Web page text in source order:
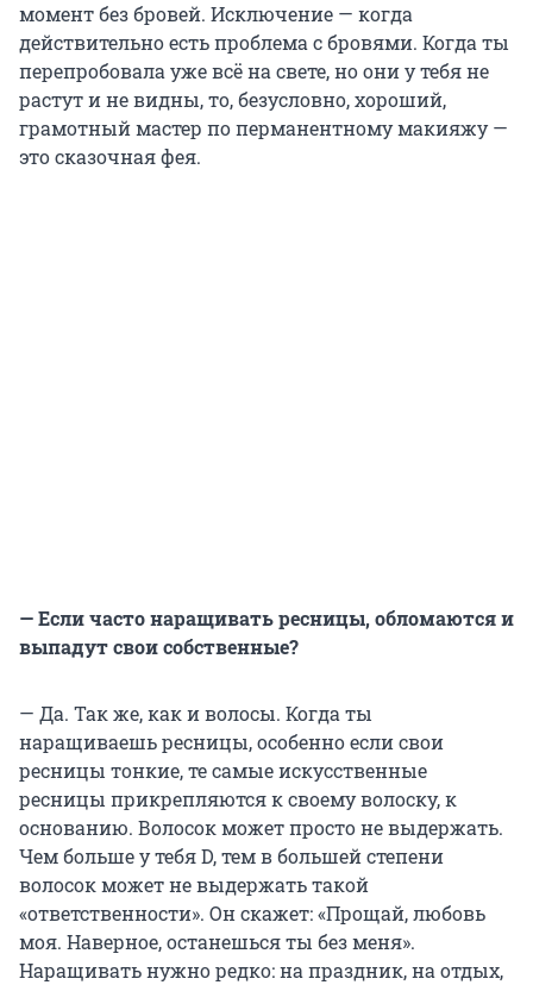
момент без бровей. Исключение — когда
действительно есть проблема с бровями. Когда ты
перепробовала уже всё на свете, но они у тебя не
растут и не видны, то, безусловно, хороший,
грамотный мастер по перманентному макияжу —
это сказочная фея.
— Если часто наращивать ресницы, обломаются и
выпадут свои собственные?
— Да. Так же, как и волосы. Когда ты
наращиваешь ресницы, особенно если свои
ресницы тонкие, те самые искусственные
ресницы прикрепляются к своему волоску, к
основанию. Волосок может просто не выдержать.
Чем больше у тебя D, тем в большей степени
волосок может не выдержать такой
«ответственности». Он скажет: «Прощай, любовь
моя. Наверное, останешься ты без меня».
Наращивать нужно редко: на праздник, на отдых,